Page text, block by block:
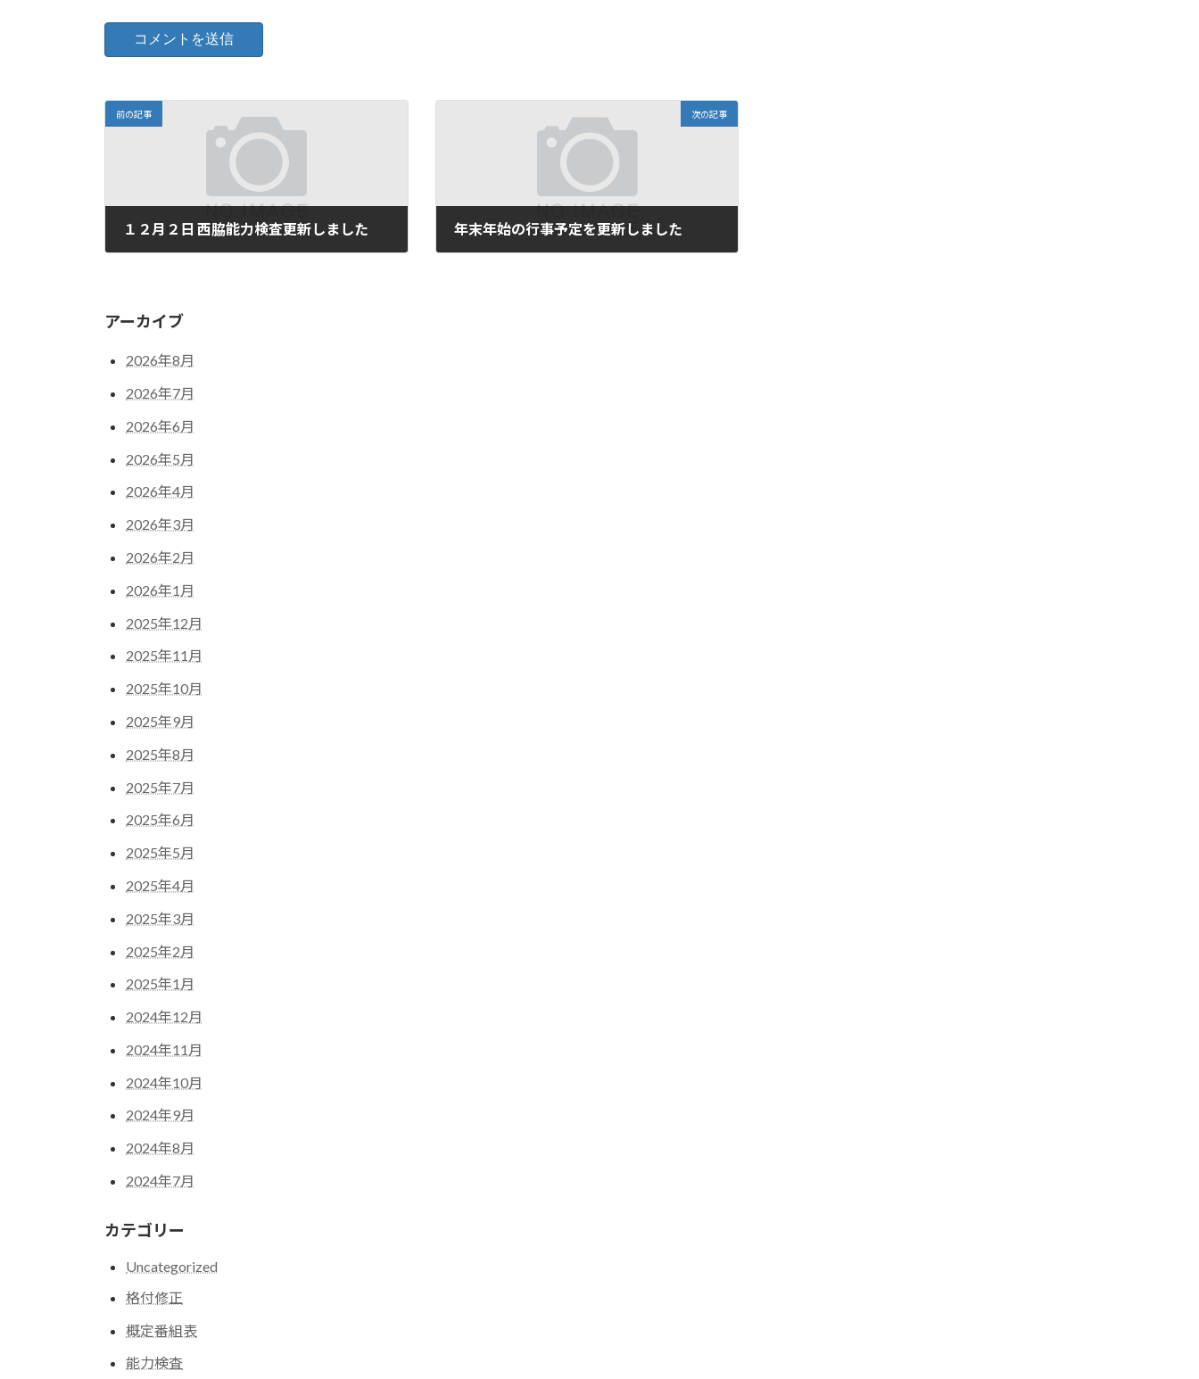
前の記事
１２月２日 西脇能力検査更新しました
次の記事
年末年始の行事予定を更新しました
アーカイブ
2026年8月
2026年7月
2026年6月
2026年5月
2026年4月
2026年3月
2026年2月
2026年1月
2025年12月
2025年11月
2025年10月
2025年9月
2025年8月
2025年7月
2025年6月
2025年5月
2025年4月
2025年3月
2025年2月
2025年1月
2024年12月
2024年11月
2024年10月
2024年9月
2024年8月
2024年7月
カテゴリー
Uncategorized
格付修正
概定番組表
能力検査